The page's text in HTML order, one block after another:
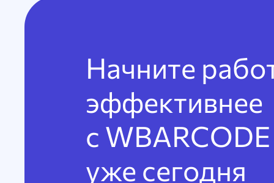
Начните
эффективнее
с WBARCODE
уже сегодня